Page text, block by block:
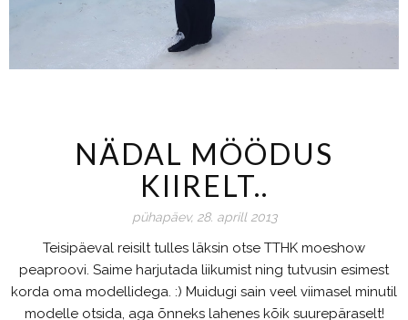
NÄDAL MÖÖDUS
KIIRELT..
pühapäev, 28. aprill 2013
Teisipäeval reisilt tulles läksin otse TTHK moeshow
peaproovi. Saime harjutada liikumist ning tutvusin esimest
korda oma modellidega. :) Muidugi sain veel viimasel minutil
modelle otsida, aga õnneks lahenes kõik suurepäraselt!